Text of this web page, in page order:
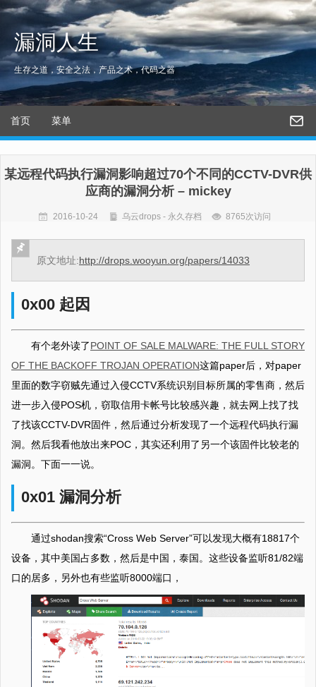
漏洞人生
生存之道，安全之法，产品之术，代码之器
首页 菜单
某远程代码执行漏洞影响超过70个不同的CCTV-DVR供
应商的漏洞分析 – mickey
2016-10-24 乌云drops - 永久存档 8765次访问
原文地址:http://drops.wooyun.org/papers/14033
0x00 起因
有个老外读了POINT OF SALE MALWARE: THE FULL STORY
OF THE BACKOFF TROJAN OPERATION这篇paper后，对paper
里面的数字窃贼先通过入侵CCTV系统识别目标所属的零售商，然后
进一步入侵POS机，窃取信用卡帐号比较感兴趣，就去网上找了找
了找该CCTV-DVR固件，然后通过分析发现了一个远程代码执行漏
洞。然后我看他放出来POC，其实还利用了另一个该固件比较老的
漏洞。下面一一说。
0x01 漏洞分析
通过shodan搜索“Cross Web Server”可以发现大概有18817个
设备，其中美国占多数，然后是中国，泰国。这些设备监听81/82端
口的居多，另外也有些监听8000端口，